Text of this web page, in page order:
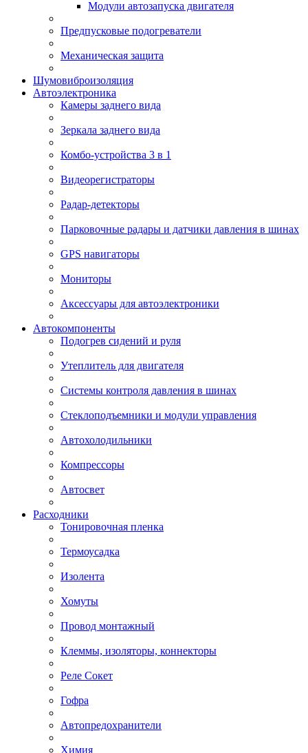
Модули автозапуска двигателя
Предпусковые подогреватели
Механическая защита
Шумовиброизоляция
Автоэлектроника
Камеры заднего вида
Зеркала заднего вида
Комбо-устройства 3 в 1
Видеорегистраторы
Радар-детекторы
Парковочные радары и датчики давления в шинах
GPS навигаторы
Мониторы
Аксессуары для автоэлектроники
Автокомпоненты
Подогрев сидений и руля
Утеплитель для двигателя
Системы контроля давления в шинах
Стеклоподъемники и модули управления
Автохолодильники
Компрессоры
Автосвет
Расходники
Тонировочная пленка
Термоусадка
Изолента
Хомуты
Провод монтажный
Клеммы, изоляторы, коннекторы
Реле Сокет
Гофра
Автопредохранители
Химия